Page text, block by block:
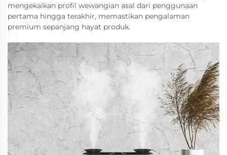
mengekalkan profil wewangian asal dari penggunaan
pertama hingga terakhir, memastikan pengalaman
premium sepanjang hayat produk.